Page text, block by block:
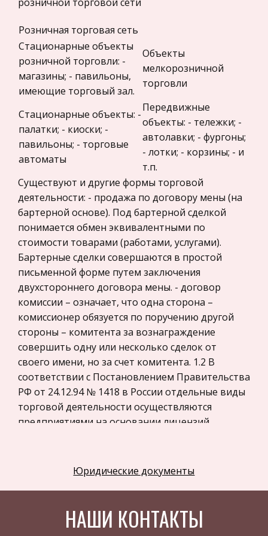
Геология
Административное право
Историческая личность
Банковское дело и кредитование
Архитектура
Искусство
Конституционное (государственное) право
Экономико-математическое
моделирование
Право
Компьютеры и периферийные устройства
Астрономия
Программное обеспечение
Разное
Уголовное и уголовно-исполнительное
право
Налоговое право
Техника
Компьютеры, Программирование
История экономических учений
Физкультура и Спорт
Правоохранительные органы
Первая раскрывает сущность, содержание и
закономерность развития экономических
процессов в обществе в целом,
безотносительно к отраслям и сферам
деятельности. Вторая отражает отдельные
функции эконом
Экология города Туймазы
Расход невозобновимых видов сырья
повышается, все больше пахотных земель
выбывает из экономики, так как на них строятся
города и заводы. Человеку приходится все
больше вмешиваться в хозяйство биосфер
Розничная торговая сеть
Стационарные объекты
розничной торговли: -
магазины; - павильоны,
имеющие торговый зал.
Объекты
мелкорозничной
торговли
Стационарные объекты: -
палатки; - киоски; -
павильоны; - торговые
автоматы
Передвижные
объекты: - тележки; -
автолавки; - фургоны;
- лотки; - корзины; - и
т.п.
Существуют и другие формы торговой
деятельности: - продажа по договору мены (на
бартерной основе). Под бартерной сделкой
понимается обмен эквивалентными по
стоимости товарами (работами, услугами).
Бартерные сделки совершаются в простой
письменной форме путем заключения
двухстороннего договора мены. - договор
комиссии – означает, что одна сторона –
комиссионер обязуется по поручению другой
стороны – комитента за вознаграждение
совершить одну или несколько сделок от
своего имени, но за счет комитента. 1.2 В
соответствии с Постановлением Правительства
РФ от 24.12.94 № 1418 в России отдельные виды
торговой деятельности осуществляются
предприятиями на основании лицензий,
указанного в них вида деятельности в течение
лицензии устанавливается в зависимости от
специфики вида деятельности, но не менее трех
Юридические документы
НАШИ КОНТАКТЫ